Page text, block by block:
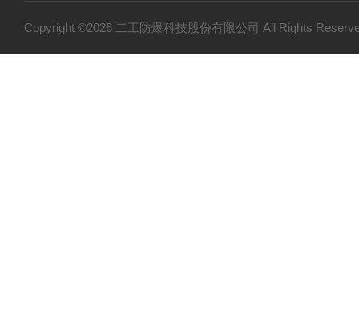
Copyright ©2026 二工防爆科技股份有限公司 All Rights